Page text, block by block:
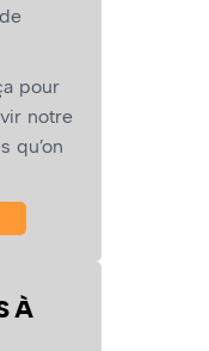
pour
notre
qu’on
À